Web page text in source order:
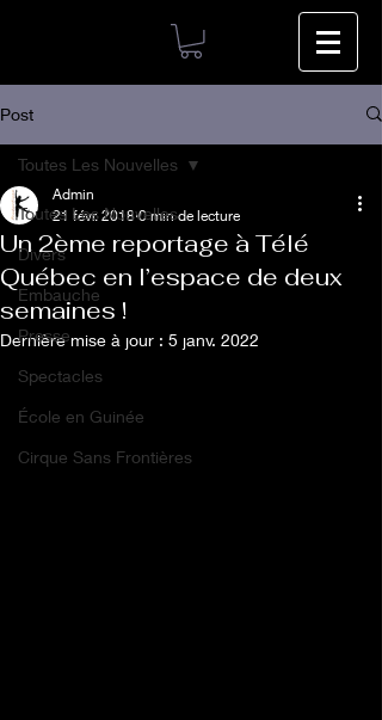
Post
Toutes Les Nouvelles
Divers
Embauche
Presse
Spectacles
École en Guinée
Cirque Sans Frontières
Toutes Les Nouvelles
Un 2ème reportage à Télé
Québec en l’espace de deux
semaines !
Admin
21 févr. 2018 0 min de lecture
Dernière mise à jour : 5 janv. 2022